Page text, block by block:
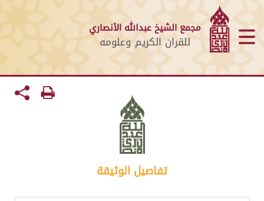
مجمع الشيخ عبدالله الأنصاري
للقران الكريم وعلومه
تفاصيل الوثيقة